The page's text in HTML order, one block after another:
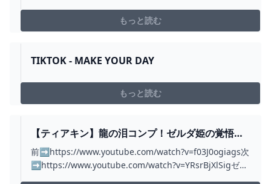
もっと読む
TIKTOK - MAKE YOUR DAY
もっと読む
【ティアキン】龍の泪コンプ！ゼルダ姫の覚悟に
涙…【ゼルダの伝説 ティアーズ オブ ザ キングダ
ム】#18 - YOUTUBE
前➡https://www.youtube.com/watch?v=f03J0ogiags次
➡https://www.youtube.com/watch?v=YRsrBjXlSigゼル